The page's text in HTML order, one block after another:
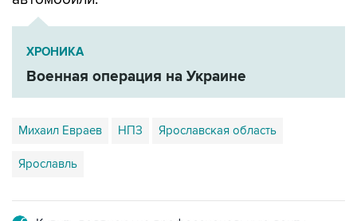
ХРОНИКА
Военная операция на Украине
Михаил Евраев НПЗ Ярославская область
Ярославль